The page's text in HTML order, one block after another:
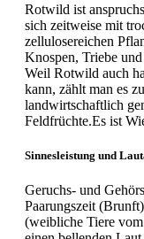
Rotwild ist
sich zeitweise mit
zellulosereichen
Knospen, Triebe
Weil Rotwild auch
kann, zählt man es
landwirtschaftlich
Feldfrüchte.Es ist
Sinnesleistung und
Geruchs- und
Paarungszeit
(weibliche Tiere